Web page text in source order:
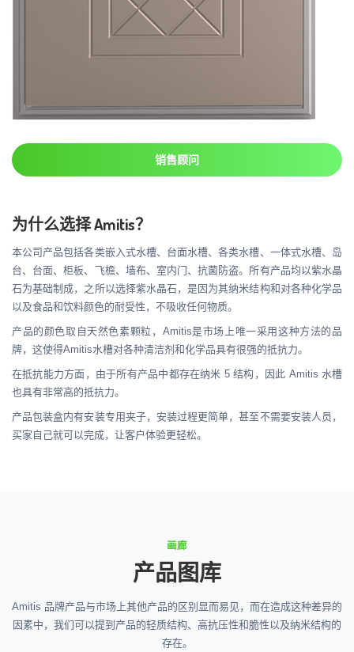
销售顾问
为什么选择 Amitis？
本公司产品包括各类嵌入式水槽、台面水槽、各类水槽、一体式水槽、岛
台、台面、柜板、飞檐、墙布、室内门、抗菌防盗。所有产品均以紫水晶
石为基础制成，之所以选择紫水晶石，是因为其纳米结构和对各种化学品
以及食品和饮料颜色的耐受性，不吸收任何物质。
产品的颜色取自天然色素颗粒，Amitis是市场上唯一采用这种方法的品
牌，这使得Amitis水槽对各种清洁剂和化学品具有很强的抵抗力。
在抵抗能力方面，由于所有产品中都存在纳米 5 结构，因此 Amitis 水槽
也具有非常高的抵抗力。
产品包装盒内有安装专用夹子，安装过程更简单，甚至不需要安装人员，
买家自己就可以完成，让客户体验更轻松。
画廊
产品图库
Amitis 品牌产品与市场上其他产品的区别显而易见，而在造成这种差异的
因素中，我们可以提到产品的轻质结构、高抗压性和脆性以及纳米结构的
存在。